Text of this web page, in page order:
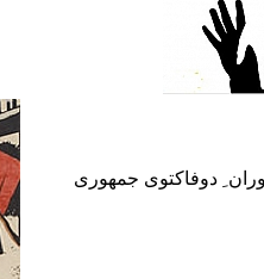
دوفاکتوی جمهوری